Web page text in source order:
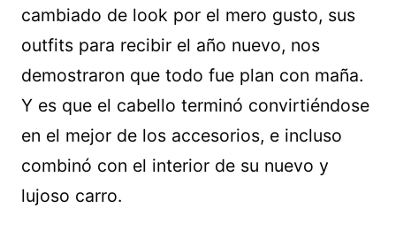
cambiado de look por el mero gusto, sus
outfits para recibir el año nuevo, nos
demostraron que todo fue plan con maña.
Y es que el cabello terminó convirtiéndose
en el mejor de los accesorios, e incluso
combinó con el interior de su nuevo y
lujoso carro.